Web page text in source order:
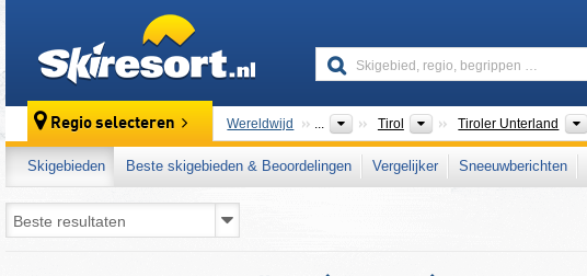
Regio selecteren Wereldwijd ... Tirol Bondsstaten
Tiroler Unterland
Skigebieden Beste skigebieden & Beoordelingen Vergelijker Sneeuwberichten